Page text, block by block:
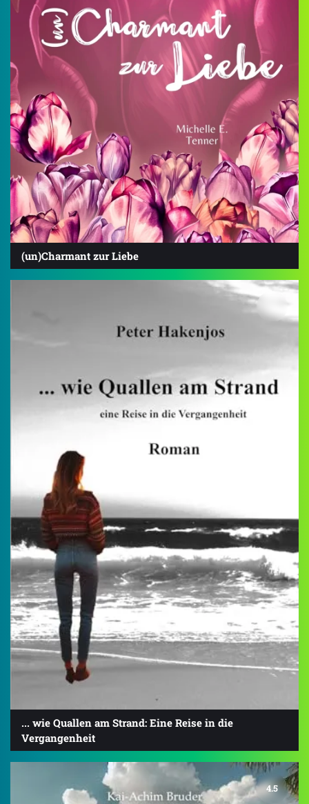
(un)Charmant zur Liebe
... wie Quallen am Strand: Eine Reise in die
Vergangenheit
4.5